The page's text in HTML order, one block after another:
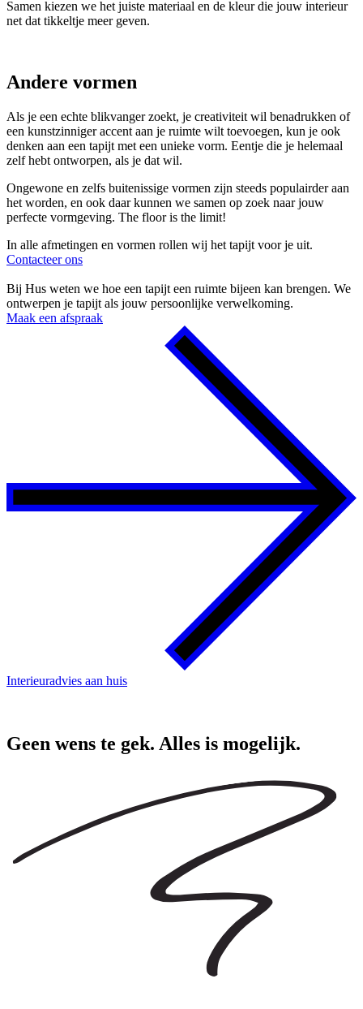
Samen kiezen we het juiste materiaal en de kleur die jouw interieur
net dat tikkeltje meer geven.
Andere vormen
Als je een echte blikvanger zoekt, je creativiteit wil benadrukken of
een kunstzinniger accent aan je ruimte wilt toevoegen, kun je ook
denken aan een tapijt met een unieke vorm. Eentje die je helemaal
zelf hebt ontworpen, als je dat wil.
Ongewone en zelfs buitenissige vormen zijn steeds populairder aan
het worden, en ook daar kunnen we samen op zoek naar jouw
perfecte vormgeving. The floor is the limit!
In alle afmetingen en vormen rollen wij het tapijt voor je uit.
Contacteer ons
Bij Hus weten we hoe een tapijt een ruimte bijeen kan brengen. We
ontwerpen je tapijt als jouw persoonlijke verwelkoming.
Maak een afspraak
Interieuradvies aan huis
Geen wens te gek. Alles is mogelijk.